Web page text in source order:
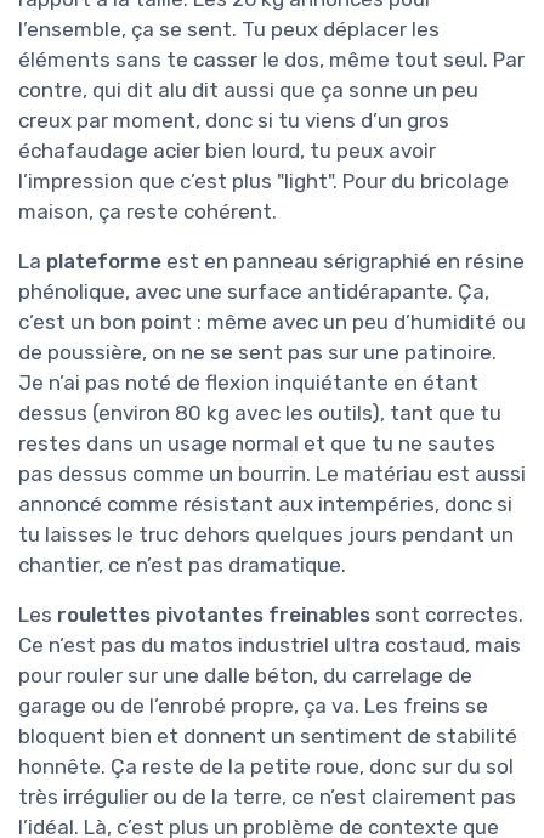
l’ensemble, ça se sent. Tu peux déplacer les
éléments sans te casser le dos, même tout seul. Par
contre, qui dit alu dit aussi que ça sonne un peu
creux par moment, donc si tu viens d’un gros
échafaudage acier bien lourd, tu peux avoir
l’impression que c’est plus "light". Pour du bricolage
maison, ça reste cohérent.
La plateforme est en panneau sérigraphié en résine
phénolique, avec une surface antidérapante. Ça,
c’est un bon point : même avec un peu d’humidité ou
de poussière, on ne se sent pas sur une patinoire.
Je n’ai pas noté de flexion inquiétante en étant
dessus (environ 80 kg avec les outils), tant que tu
restes dans un usage normal et que tu ne sautes
pas dessus comme un bourrin. Le matériau est aussi
annoncé comme résistant aux intempéries, donc si
tu laisses le truc dehors quelques jours pendant un
chantier, ce n’est pas dramatique.
Les roulettes pivotantes freinables sont correctes.
Ce n’est pas du matos industriel ultra costaud, mais
pour rouler sur une dalle béton, du carrelage de
garage ou de l’enrobé propre, ça va. Les freins se
bloquent bien et donnent un sentiment de stabilité
honnête. Ça reste de la petite roue, donc sur du sol
très irrégulier ou de la terre, ce n’est clairement pas
l’idéal. Là, c’est plus un problème de contexte que